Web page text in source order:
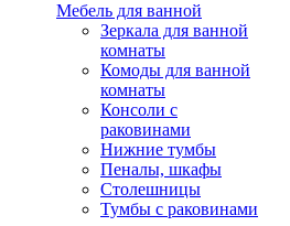
Мебель для ванной
Зеркала для ванной
комнаты
Комоды для ванной
комнаты
Консоли с
раковинами
Нижние тумбы
Пеналы, шкафы
Столешницы
Тумбы с раковинами